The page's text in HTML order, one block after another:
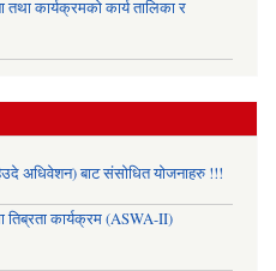
तथा कार्यक्रमकाे कार्य तालिका र
अधिवेशन) बाट संसोधित योजनाहरु !!!
तिब्रता कार्यक्रम (ASWA-II)